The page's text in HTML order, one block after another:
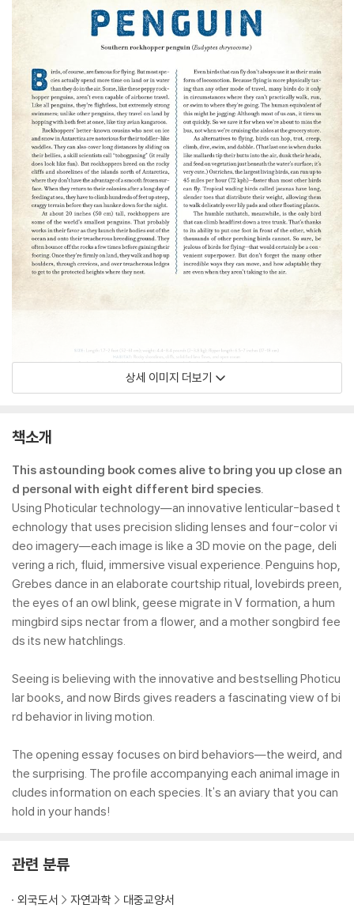
상세 이미지 더보기
책소개
This astounding book comes alive to bring you up close an
d personal with eight different bird species.
Using Photicular technology―an innovative lenticular-based t
echnology that uses precision sliding lenses and four-color vi
deo imagery―each image is like a 3D movie on the page, deli
vering a rich, fluid, immersive visual experience. Penguins hop,
Grebes dance in an elaborate courtship ritual, lovebirds preen,
the eyes of an owl blink, geese migrate in V formation, a hum
mingbird sips nectar from a flower, and a mother songbird fee
ds its new hatchlings.
Seeing is believing with the innovative and bestselling Photicu
lar books, and now Birds gives readers a fascinating view of bi
rd behavior in living motion.
The opening essay focuses on bird behaviors―the weird, and
the surprising. The profile accompanying each animal image in
cludes information on each species. It's an aviary that you can
hold in your hands!
관련 분류
외국도서 자연과학
대중교양서